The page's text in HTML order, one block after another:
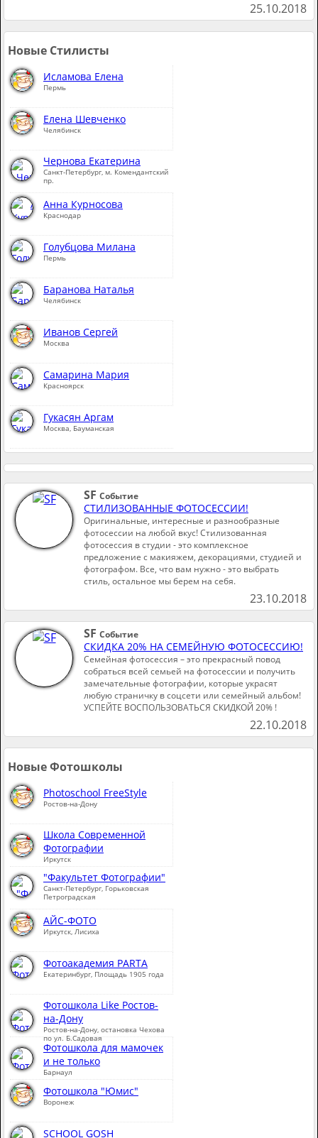
25.10.2018
Новые Стилисты
Исламова Елена
Пермь
Елена Шевченко
Челябинск
Чернова Екатерина
Санкт-Петербург, м. Комендантский
пр.
Анна Курносова
Краснодар
Голубцова Милана
Пермь
Баранова Наталья
Челябинск
Иванов Сергей
Москва
Самарина Мария
Красноярск
Гукасян Аргам
Москва, Бауманская
SF Событие
СТИЛИЗОВАННЫЕ ФОТОСЕССИИ!
Оригинальные, интересные и разнообразные
фотосессии на любой вкус! Стилизованная
фотосессия в студии - это комплексное
предложение с макияжем, декорациями, студией и
фотографом. Все, что вам нужно - это выбрать
стиль, остальное мы берем на себя.
23.10.2018
SF Событие
СКИДКА 20% НА СЕМЕЙНУЮ ФОТОСЕССИЮ!
Семейная фотосессия – это прекрасный повод
собраться всей семьей на фотосессии и получить
замечательные фотографии, которые украсят
любую страничку в соцсети или семейный альбом!
УСПЕЙТЕ ВОСПОЛЬЗОВАТЬСЯ СКИДКОЙ 20% !
22.10.2018
Новые Фотошколы
Photoschool FreeStyle
Ростов-на-Дону
Школа Современной
Фотографии
Иркутск
"Факультет Фотографии"
Санкт-Петербург, Горьковская
Петроградская
АЙС-ФОТО
Иркутск, Лисиха
Фотоакадемия PARTA
Екатеринбург, Площадь 1905 года
Фотошкола Like Ростов-
на-Дону
Ростов-на-Дону, остановка Чехова
по ул. Б.Садовая
Фотошкола для мамочек
и не только
Барнаул
Фотошкола "Юмис"
Воронеж
SCHOOL GOSH